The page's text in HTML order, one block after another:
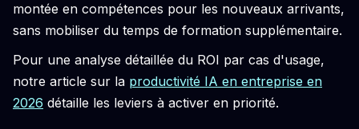
montée en compétences pour les nouveaux arrivants,
sans mobiliser du temps de formation supplémentaire.
Pour une analyse détaillée du ROI par cas d'usage,
notre article sur la productivité IA en entreprise en
2026 détaille les leviers à activer en priorité.